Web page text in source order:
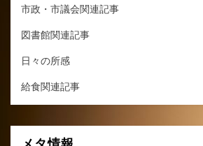
市政・市議会関連記事
図書館関連記事
日々の所感
給食関連記事